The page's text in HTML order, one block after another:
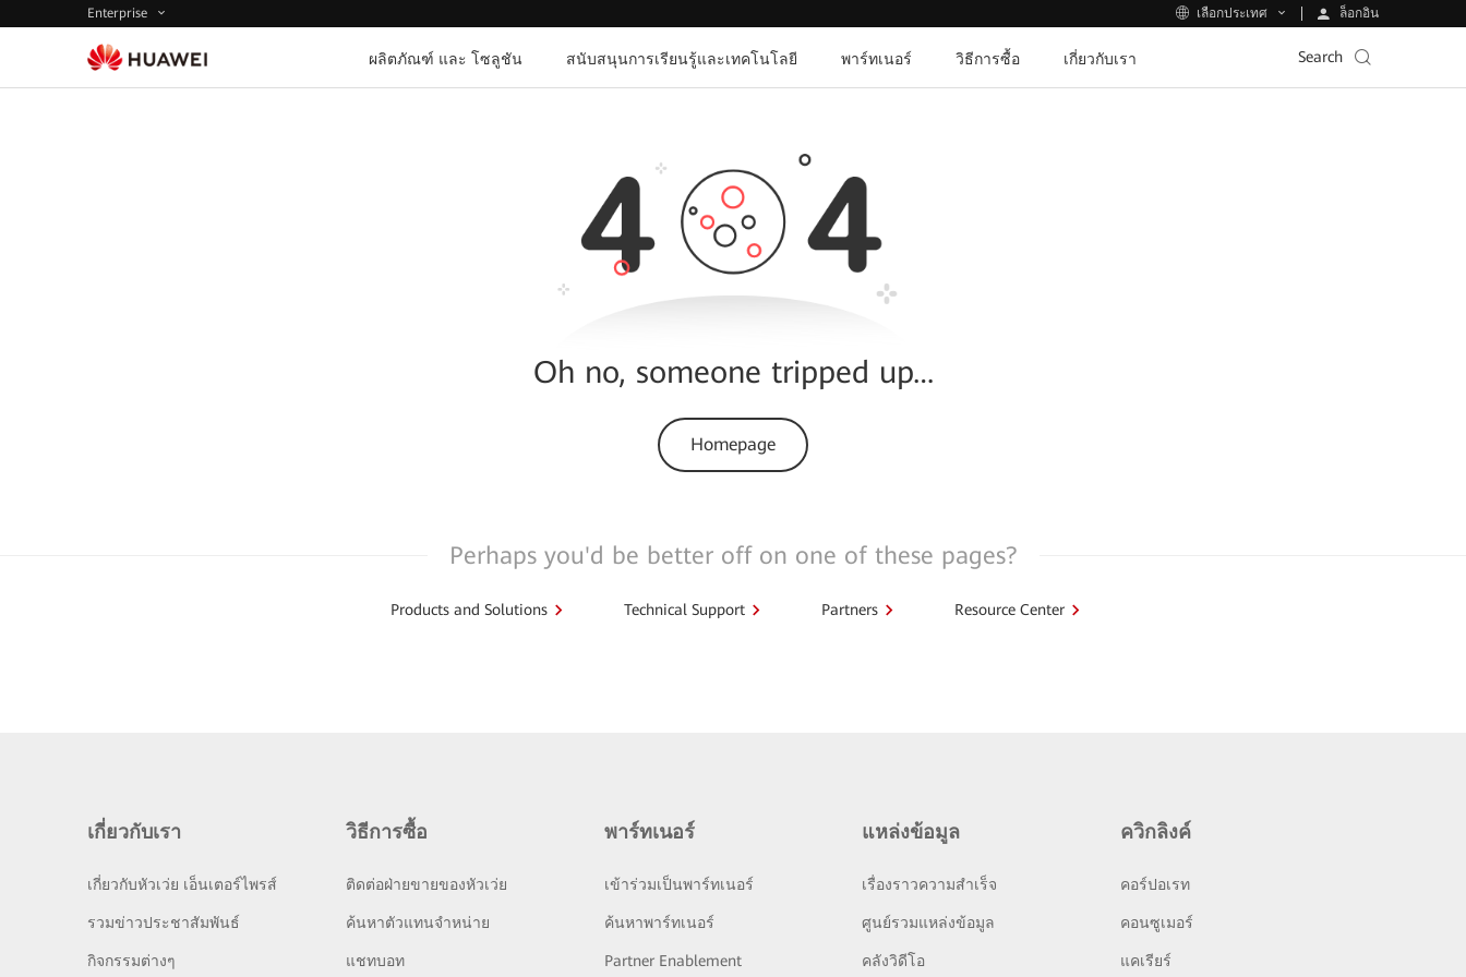
Enterprise เลือกประเทศ ล็อกอิน
ผลิตภัณฑ์ และ โซลูชัน สนับสนุนการเรียนรู้และเทคโนโลยี พาร์ทเนอร์ วิธีการซื้อ เกี่ยวกับเรา Search
Oh no, someone tripped up…
Homepage
Perhaps you'd be better off on one of these pages?
Products and Solutions Technical Support Partners Resource Center
เกี่ยวกับเรา
เกี่ยวกับหัวเว่ย เอ็นเตอร์ไพรส์
รวมข่าวประชาสัมพันธ์
กิจกรรมต่างๆ
วิธีการซื้อ
ติดต่อฝ่ายขายของหัวเว่ย
ค้นหาตัวแทนจำหน่าย
แชทบอท
พาร์ทเนอร์
เข้าร่วมเป็นพาร์ทเนอร์
ค้นหาพาร์ทเนอร์
Partner Enablement
แหล่งข้อมูล
เรื่องราวความสำเร็จ
ศูนย์รวมแหล่งข้อมูล
คลังวิดีโอ
ควิกลิงค์
คอร์ปอเรท
คอนซูเมอร์
แคเรียร์